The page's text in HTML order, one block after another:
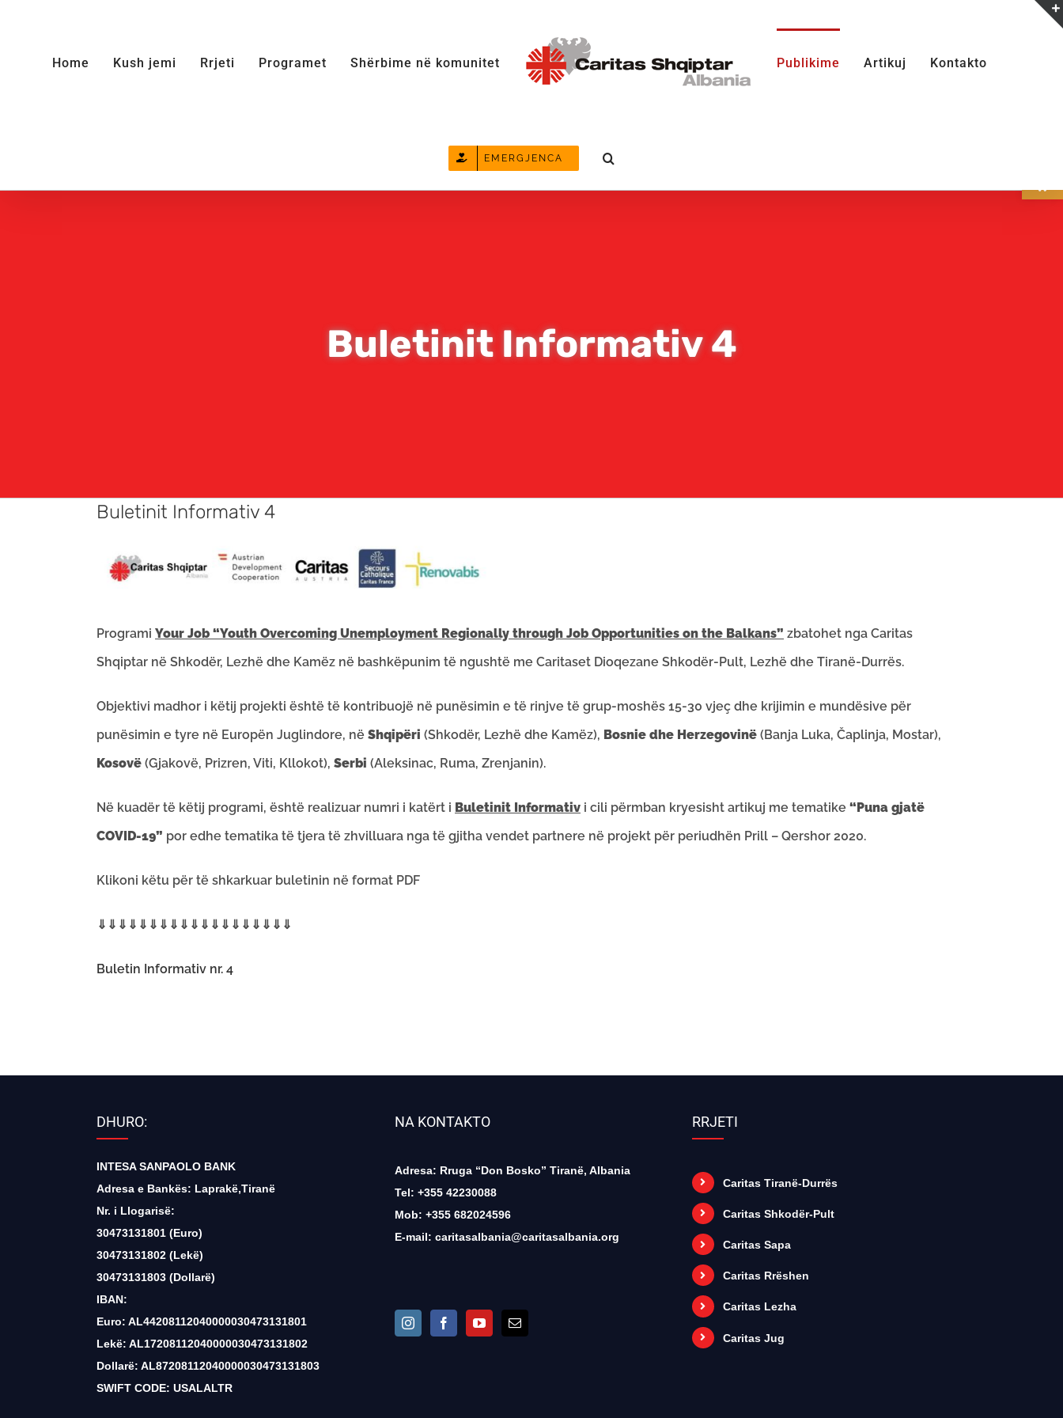
Home Kush jemi Rrjeti Programet Shërbime në komunitet Publikime Artikuj Kontakto
EMERGJENCA
Buletinit Informativ 4
Buletinit Informativ 4
Programi Your Job “Youth Overcoming Unemployment Regionally through Job Opportunities on the Balkans” zbatohet nga Caritas
Shqiptar në Shkodër, Lezhë dhe Kamëz në bashkëpunim të ngushtë me Caritaset Dioqezane Shkodër-Pult, Lezhë dhe Tiranë-Durrës.
Objektivi madhor i këtij projekti është të kontribuojë në punësimin e të rinjve të grup-moshës 15-30 vjeç dhe krijimin e mundësive për
punësimin e tyre në Europën Juglindore, në Shqipëri (Shkodër, Lezhë dhe Kamëz), Bosnie dhe Herzegovinë (Banja Luka, Čaplinja, Mostar),
Kosovë (Gjakovë, Prizren, Viti, Kllokot), Serbi (Aleksinac, Ruma, Zrenjanin).
Në kuadër të këtij programi, është realizuar numri i katërt i Buletinit Informativ i cili përmban kryesisht artikuj me tematike “Puna gjatë
COVID-19” por edhe tematika të tjera të zhvilluara nga të gjitha vendet partnere në projekt për periudhën Prill – Qershor 2020.
Klikoni këtu për të shkarkuar buletinin në format PDF
⇓⇓⇓⇓⇓⇓⇓⇓⇓⇓⇓⇓⇓⇓⇓⇓⇓⇓⇓
Buletin Informativ nr. 4
DHURO:
INTESA SANPAOLO BANK
Adresa e Bankës: Laprakë,Tiranë
Nr. i Llogarisë:
30473131801 (Euro)
30473131802 (Lekë)
30473131803 (Dollarë)
IBAN:
Euro: AL44208112040000030473131801
Lekë: AL17208112040000030473131802
Dollarë: AL87208112040000030473131803
SWIFT CODE: USALALTR
NA KONTAKTO
Adresa: Rruga “Don Bosko” Tiranë, Albania
Tel: +355 42230088
Mob: +355 682024596
E-mail: caritasalbania@caritasalbania.org
RRJETI
Caritas Tiranë-Durrës
Caritas Shkodër-Pult
Caritas Sapa
Caritas Rrëshen
Caritas Lezha
Caritas Jug